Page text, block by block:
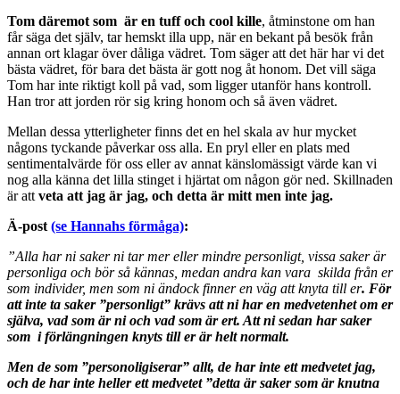
Tom däremot som är en tuff och cool kille, åtminstone om han
får säga det själv, tar hemskt illa upp, när en bekant på besök från
annan ort klagar över dåliga vädret. Tom säger att det här har vi det
bästa vädret, för bara det bästa är gott nog åt honom. Det vill säga
Tom har inte riktigt koll på vad, som ligger utanför hans kontroll.
Han tror att jorden rör sig kring honom och så även vädret.
Mellan dessa ytterligheter finns det en hel skala av hur mycket
någons tyckande påverkar oss alla. En pryl eller en plats med
sentimentalvärde för oss eller av annat känslomässigt värde kan vi
nog alla känna det lilla stinget i hjärtat om någon gör ned. Skillnaden
är att veta att jag är jag, och detta är mitt men inte jag.
Ä-post (se Hannahs förmåga):
”Alla har ni saker ni tar mer eller mindre personligt, vissa saker är
personliga och bör så kännas, medan andra kan vara skilda från er
som individer, men som ni ändock finner en väg att knyta till er. För
att inte ta saker ”personligt” krävs att ni har en medvetenhet om er
själva, vad som är ni och vad som är ert. Att ni sedan har saker
som i förlängningen knyts till er är helt normalt.
Men de som ”personoligiserar” allt, de har inte ett medvetet jag,
och de har inte heller ett medvetet ”detta är saker som är knutna